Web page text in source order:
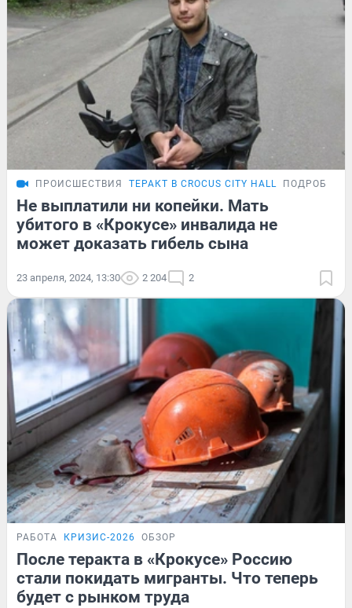
ПРОИСШЕСТВИЯ ТЕРАКТ В CROCUS CITY HALL
Не выплатили ни копейки. Мать
убитого в «Крокусе» инвалида не
может доказать гибель сына
23 апреля, 2024, 13:30 2 204 2
РАБОТА КРИЗИС-2026 ОБЗОР
После теракта в «Крокусе» Россию
стали покидать мигранты. Что теперь
будет с рынком труда